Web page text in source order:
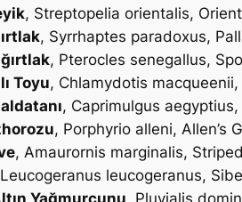
, Streptopelia orientalis,
, Syrrhaptes paradoxus,
, Pterocles senegallus,
Toyu, Chlamydotis macqueenii,
, Caprimulgus aegyptius
, Porphyrio alleni, Allen’s
, Amaurornis marginalis,
Leucogeranus leucogeranus,
Yağmurcunu, Pluvialis